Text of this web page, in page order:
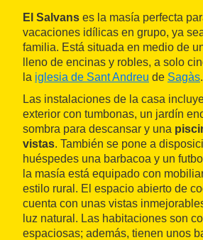
El Salvans es la masía perfecta
vacaciones idílicas en grupo, ya
familia. Está situada en medio de
lleno de encinas y robles, a solo
la iglesia de Sant Andreu de Sagàs.
Las instalaciones de la casa
exterior con tumbonas, un jardín
sombra para descansar y una
vistas. También se pone a
huéspedes una barbacoa y un
la masía está equipado con
estilo rural. El espacio abierto de
cuenta con unas vistas
luz natural. Las habitaciones son
espaciosas; además, tienen unos